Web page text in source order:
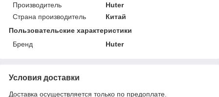
Производитель
Huter
Страна производитель
Китай
Пользовательские характеристики
Бренд
Huter
Условия доставки
Доставка осуществляется только по предоплате.